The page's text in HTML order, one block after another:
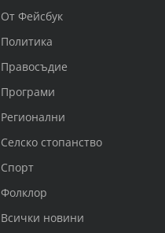
От Фейсбук
Политика
Правосъдие
Програми
Регионални
Селско стопанство
Спорт
Фолклор
Всички новини